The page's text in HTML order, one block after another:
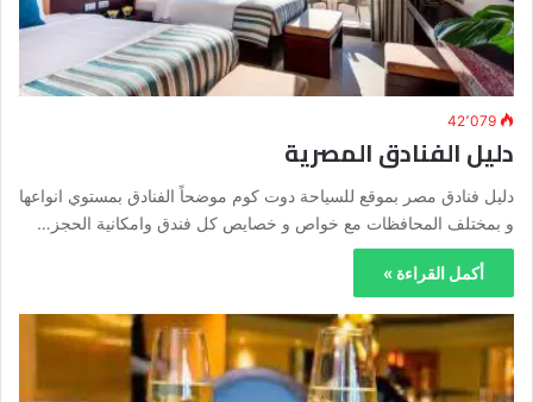
42٬079
دليل الفنادق المصرية
دليل فنادق مصر بموقع للسياحة دوت كوم موضحاً الفنادق بمستوي انواعها
و بمختلف المحافظات مع خواص و خصايص كل فندق وامكانية الحجز…
أكمل القراءة »